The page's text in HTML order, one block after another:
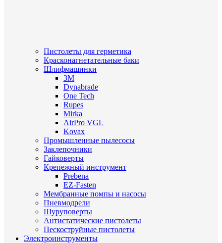
Пистолеты для герметика
Красконагнетательные баки
Шлифмашинки
3M
Dynabrade
One Tech
Rupes
Mirka
AirPro VGL
Kovax
Промышленные пылесосы
Заклепочники
Гайковерты
Крепежный инструмент
Prebena
EZ-Fasten
Мембранные помпы и насосы
Пневмодрели
Шуруповерты
Антистатические пистолеты
Пескоструйные пистолеты
Электроинструменты